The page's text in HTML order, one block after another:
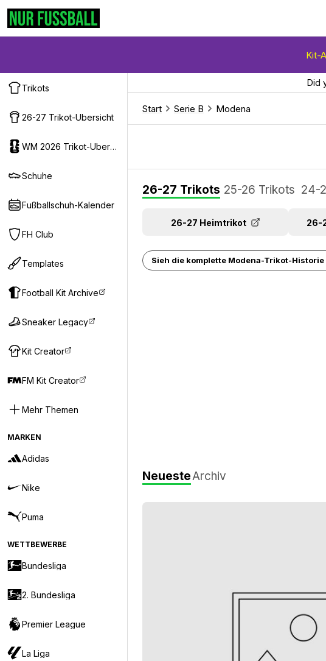
Kit-
Trikots
26-27 Trikot-Ubersicht
WM 2026 Trikot-Ubersicht
Schuhe
Fußballschuh-Kalender
FH Club
Templates
Football Kit Archive
Sneaker Legacy
Kit Creator
FM Kit Creator
Mehr Themen
MARKEN
Adidas
Nike
Puma
WETTBEWERBE
Bundesliga
2. Bundesliga
Premier League
La Liga
Did
Start Serie B Modena
26-27 Trikots 25-26 Trikots 24-
26-27 Heimtrikot 26-
Sieh die komplette Modena-Trikot-
NeuesteArchiv